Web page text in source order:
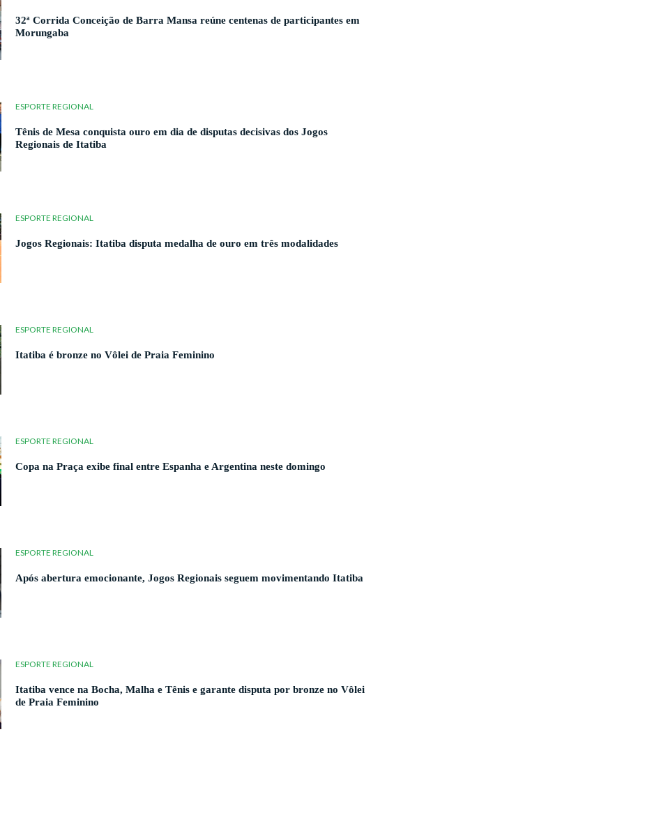
32ª Corrida Conceição de Barra Mansa reúne centenas de participantes em
Morungaba
ESPORTE REGIONAL
Tênis de Mesa conquista ouro em dia de disputas decisivas dos Jogos
Regionais de Itatiba
ESPORTE REGIONAL
Jogos Regionais: Itatiba disputa medalha de ouro em três modalidades
ESPORTE REGIONAL
Itatiba é bronze no Vôlei de Praia Feminino
ESPORTE REGIONAL
Copa na Praça exibe final entre Espanha e Argentina neste domingo
ESPORTE REGIONAL
Após abertura emocionante, Jogos Regionais seguem movimentando Itatiba
ESPORTE REGIONAL
Itatiba vence na Bocha, Malha e Tênis e garante disputa por bronze no Vôlei
de Praia Feminino